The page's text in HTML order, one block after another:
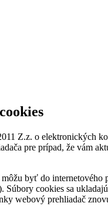
Z.z. o elektronických
pre prípad, že vám
byť do
Súbory cookies sa
webový prehliadač